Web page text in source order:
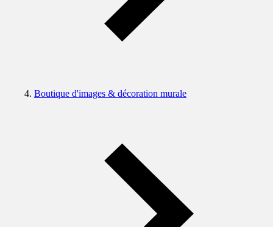
Boutique d'images & décoration murale